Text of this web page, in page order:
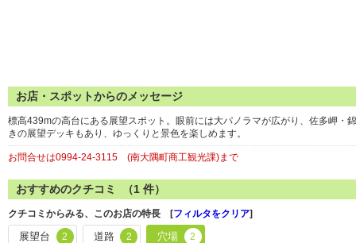
お店・スポットからのメッセージ
標高439mの高台にある展望スポット。眼前には大パノラマが広がり、佐多岬・
きの展望デッキもあり、ゆっくりと景色を楽しめます。
お問合せは0994-24-3115 (南大隅町商工観光課)まで
おすすめのクチコミ （1 件）
クチコミからみる、このお店の特長 [フィルタをクリア]
展望台 2 道路 2 穴場 2